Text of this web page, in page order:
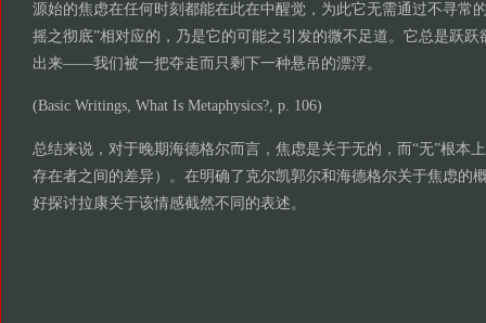
源始的焦虑在任何时刻都能在此在中醒觉，为此它无需通过不寻常
摇之彻底”相对应的，乃是它的可能之引发的微不足道。它总是跃
出来——我们被一把夺走而只剩下一种悬吊的漂浮。
(Basic Writings, What Is Metaphysics?, p. 106)
总结来说，对于晚期海德格尔而言，焦虑是关于无的，而“无”根本
存在者之间的差异）。在明确了克尔凯郭尔和海德格尔关于焦虑的
好探讨拉康关于该情感截然不同的表述。